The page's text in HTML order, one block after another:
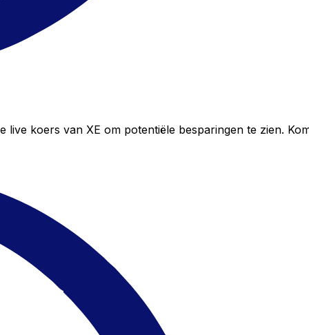
koers van XE om potentiële besparingen te zien.